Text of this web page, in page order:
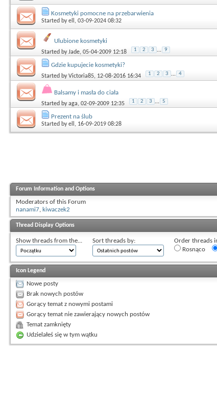
Kosmetyki pomocne na przebarwienia
Started byell , 03-09-2024 08:32
Ulubione kosmetyki
Started byJade, 05-04-2009 12:18 1 2 3 ... 9
Gdzie kupujecie kosmetyki?
Started byVictoria85, 12-08-2016 16:34 1 2 3 ... 4
Balsamy i masła do ciała
Started byaga, 02-09-2009 12:35 1 2 3 ... 5
Prezent na ślub
Started byell , 16-09-2019 08:28
Forum Information and Options
Moderators of this Forum
nanami7, kiwaczek2
Thread Display Options
Show threads from the... Sort threads by:
Order threads
Rosnąco
Icon Legend
Nowe posty
Brak nowych postów
Gorący temat z nowymi postami
Gorący temat nie zawierający nowych postów
Temat zamknięty
Udzielałeś się w tym wątku